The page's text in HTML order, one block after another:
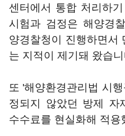
센터에서 통합 처리하
시험과 검정은 해양경
양경찰청이 진행하면서
는 지적이 제기돼 왔습
또 '해양환경관리법 시
정되지 않았던 방제 자
수수료를 현실화해 적용